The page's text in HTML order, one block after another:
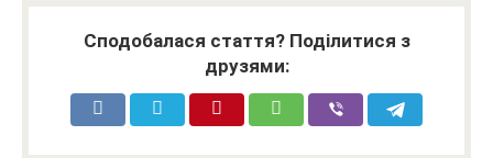
Сподобалася стаття? Поділитися з
друзями: